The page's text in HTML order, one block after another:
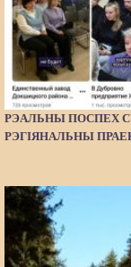
РЭАЛЬНЫ ПОСПЕХ
РЭГІЯНАЛЬНЫ